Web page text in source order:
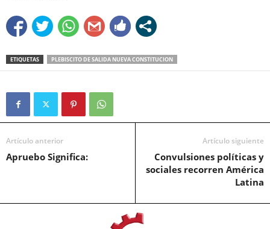
ETIQUETAS PLEBISCITO DE SALIDA NUEVA CONSTITUCION
Artículo anterior
Apruebo Significa:
Artículo siguiente
Convulsiones políticas y
sociales recorren América
Latina